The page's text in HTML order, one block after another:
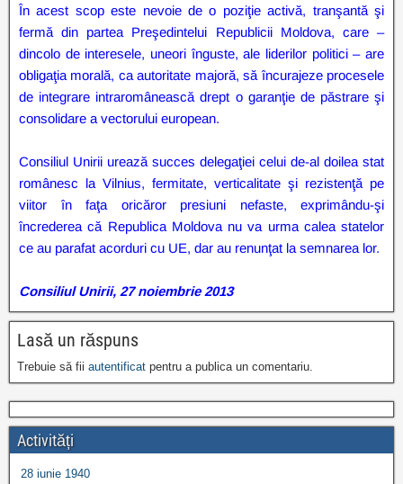
În acest scop este nevoie de o poziţie activă, tranşantă şi
fermă din partea Preşedintelui Republicii Moldova, care –
dincolo de interesele, uneori înguste, ale liderilor politici – are
obligaţia morală, ca autoritate majoră, să încurajeze procesele
de integrare intraromânească drept o garanţie de păstrare şi
consolidare a vectorului european.
Consiliul Unirii urează succes delegaţiei celui de-al doilea stat
românesc la Vilnius, fermitate, verticalitate şi rezistenţă pe
viitor în faţa oricăror presiuni nefaste, exprimându-şi
încrederea că Republica Moldova nu va urma calea statelor
ce au parafat acorduri cu UE, dar au renunţat la semnarea lor.
Consiliul Unirii, 27 noiembrie 2013
Lasă un răspuns
Trebuie să fii autentificat pentru a publica un comentariu.
Activități
28 iunie 1940